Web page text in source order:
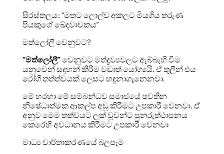
සිරස්තලය: “මතට ලොල්ව අකලට මියගිය තරුණ
පියකුගේ ඛේදවාචකය”
මත්ලෝලී වෙනුවට?
“මත්ලෝලී”වෙනුවට මත්ද්‍රව්‍යවලට ඇබ්බැහි වීම
යනුවෙන් සදහන් කිරීම වඩාත් යෝග්‍යයි. ඒ තුලින් එය
රෝගී තත්ත්වයක් ලෙසට හඳුනාගැනෙනවා.
මේ හරහා මේ සම්බන්ධව සමාජයේ පවතින
නිෂේධාත්මක ආකල්ප අඩු කිරීමට උපකාරී වෙනවා. ඒ
අනුව මෙම තත්වයට ලක් වූවන්ට පුනරුත්ථාපනය
කෙරෙහි අවධානය කිරීමට උපකාරී වෙනවා
මාධ්‍ය වාර්තාකරණයේ බලපෑම